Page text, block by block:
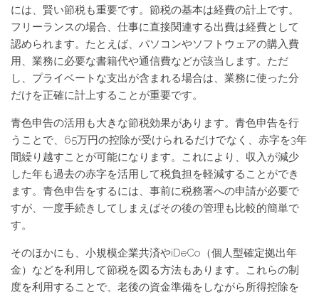
には、賢い節税も重要です。節税の基本は経費の計上です。
フリーランスの場合、仕事に直接関連する出費は経費として
認められます。たとえば、パソコンやソフトウェアの購入費
用、業務に必要な書籍代や通信費などが該当します。ただ
し、プライベートな支出が含まれる場合は、業務に使った分
だけを正確に計上することが重要です。
青色申告の活用も大きな節税効果があります。青色申告を行
うことで、65万円の控除が受けられるだけでなく、赤字を3年
間繰り越すことが可能になります。これにより、収入が減少
した年も過去の赤字を活用して税負担を軽減することができ
ます。青色申告をするには、事前に税務署への申請が必要で
すが、一度手続きしてしまえばその後の管理も比較的簡単で
す。
そのほかにも、小規模企業共済やiDeCo（個人型確定拠出年
金）などを利用して節税を図る方法もあります。これらの制
度を利用することで、老後の資金準備をしながら所得控除を